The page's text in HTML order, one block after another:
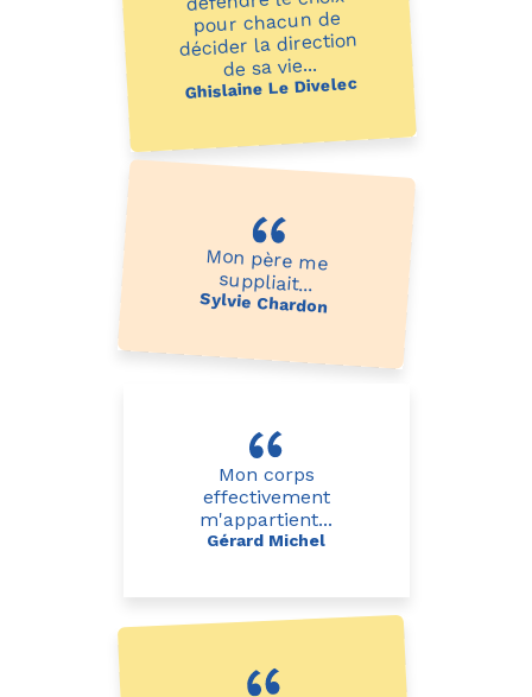
pour chacun de
décider la direction
de sa vie...
Ghislaine Le Divelec
Mon père me
suppliait...
Sylvie Chardon
Mon corps
effectivement
m'appartient...
Gérard Michel